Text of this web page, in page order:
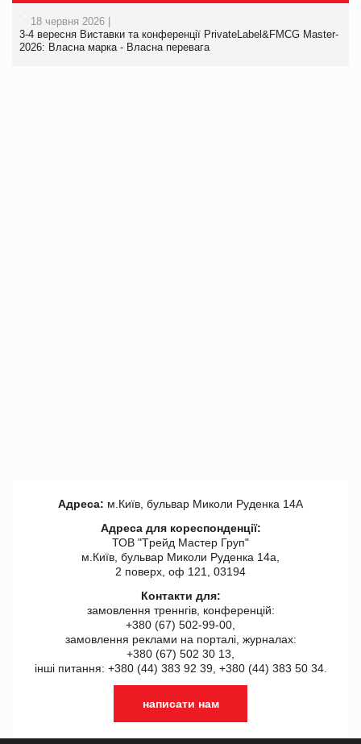
18 червня 2026 |
3-4 вересня Виставки та конференції PrivateLabel&FMCG Master-
2026: Власна марка - Власна перевага
Адреса: м.Київ, бульвар Миколи Руденка 14А
Адреса для кореспонденції:
ТОВ "Tрейд Мастер Груп"
м.Київ, бульвар Миколи Руденка 14а,
2 поверх, оф 121, 03194
Контакти для:
замовлення треннгів, конференцій:
+380 (67) 502-99-00,
замовлення реклами на порталі, журналах:
+380 (67) 502 30 13,
інші питання: +380 (44) 383 92 39, +380 (44) 383 50 34.
написати нам